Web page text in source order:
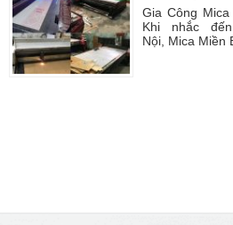
Gia Công
Khi nhắc
Nội, Mica Miền